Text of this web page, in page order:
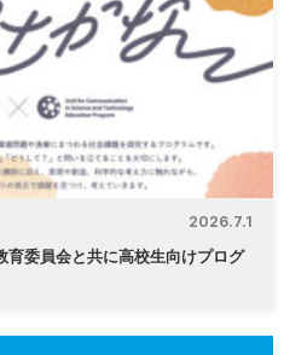
2026.7.1
委員会と共に高校生向けプログ